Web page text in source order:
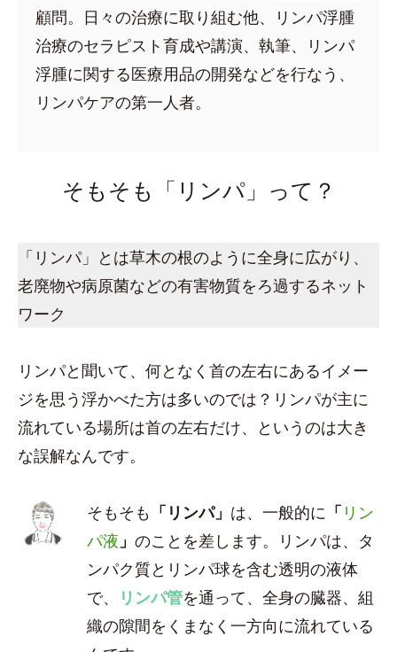
顧問。日々の治療に取り組む他、リンパ浮腫
治療のセラピスト育成や講演、執筆、リンパ
浮腫に関する医療用品の開発などを行なう、
リンパケアの第一人者。
そもそも「リンパ」って？
「リンパ」とは草木の根のように全身に広がり、
老廃物や病原菌などの有害物質をろ過するネット
ワーク
リンパと聞いて、何となく首の左右にあるイメー
ジを思う浮かべた方は多いのでは？リンパが主に
流れている場所は首の左右だけ、というのは大き
な誤解なんです。
そもそも 「リンパ」 は、一般的に 「 リン
パ液 」のことを差します。リンパは、タ
ンパク質とリンパ球を含む透明の液体
で、
リンパ管を通って、全身の臓器、組
織の隙間をくまなく一方向に流れている